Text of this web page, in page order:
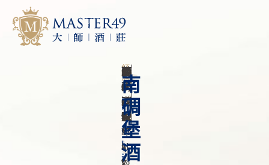
紅
酒




V
i
g
n
e
t
i
南
碉
堡
酒
酒
莊
V
I
G
葡
萄
酒
種
1
0
0
%
M
Al
V
年
份
2
0
1
9
年
國
家
義
大
利
產
區
普
利
亞
酒
精
濃
度
1
3
%